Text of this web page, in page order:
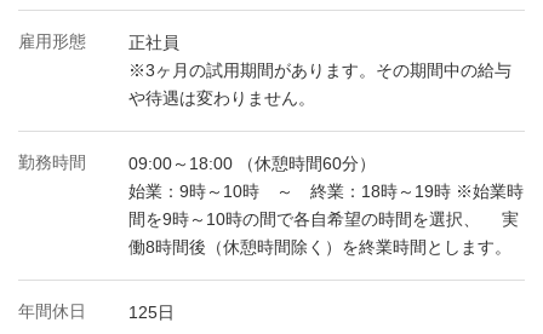
雇用形態
正社員
※3ヶ月の試用期間があります。その期間中の給与
や待遇は変わりません。
勤務時間
09:00～18:00 （休憩時間60分）
始業：9時～10時 ～ 終業：18時～19時 ※始業時
間を9時～10時の間で各自希望の時間を選択、 実
働8時間後（休憩時間除く）を終業時間とします。
年間休日 125日